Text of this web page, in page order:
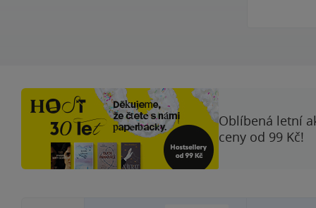
Oblíbená letní
ceny od 99 Kč!